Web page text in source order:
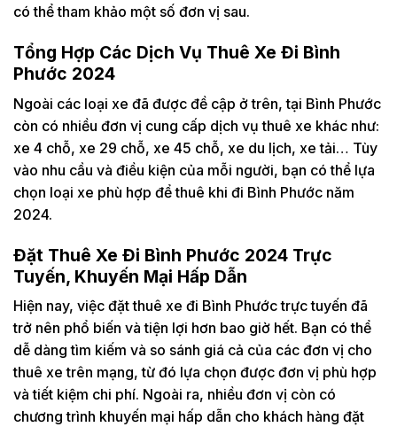
có thể tham khảo một số đơn vị sau.
Tổng Hợp Các Dịch Vụ Thuê Xe Đi Bình
Phước 2024
Ngoài các loại xe đã được đề cập ở trên, tại Bình Phước
còn có nhiều đơn vị cung cấp dịch vụ thuê xe khác như:
xe 4 chỗ, xe 29 chỗ, xe 45 chỗ, xe du lịch, xe tải… Tùy
vào nhu cầu và điều kiện của mỗi người, bạn có thể lựa
chọn loại xe phù hợp để thuê khi đi Bình Phước năm
2024.
Đặt Thuê Xe Đi Bình Phước 2024 Trực
Tuyến, Khuyến Mại Hấp Dẫn
Hiện nay, việc đặt thuê xe đi Bình Phước trực tuyến đã
trở nên phổ biến và tiện lợi hơn bao giờ hết. Bạn có thể
dễ dàng tìm kiếm và so sánh giá cả của các đơn vị cho
thuê xe trên mạng, từ đó lựa chọn được đơn vị phù hợp
và tiết kiệm chi phí. Ngoài ra, nhiều đơn vị còn có
chương trình khuyến mại hấp dẫn cho khách hàng đặt